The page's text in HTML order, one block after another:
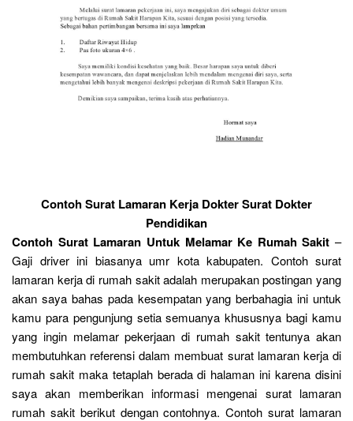
Contoh Surat Lamaran Kerja Dokter Surat Dokter
Pendidikan
Contoh Surat Lamaran Untuk Melamar Ke Rumah Sakit –
Gaji driver ini biasanya umr kota kabupaten. Contoh surat
lamaran kerja di rumah sakit adalah merupakan postingan yang
akan saya bahas pada kesempatan yang berbahagia ini untuk
kamu para pengunjung setia semuanya khususnya bagi kamu
yang ingin melamar pekerjaan di rumah sakit tentunya akan
membutuhkan referensi dalam membuat surat lamaran kerja di
rumah sakit maka tetaplah berada di halaman ini karena disini
saya akan memberikan informasi mengenai surat lamaran
rumah sakit berikut dengan contohnya. Contoh surat lamaran